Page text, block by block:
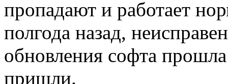
пропадают и работает
полгода назад,
обновления софта
пришли.